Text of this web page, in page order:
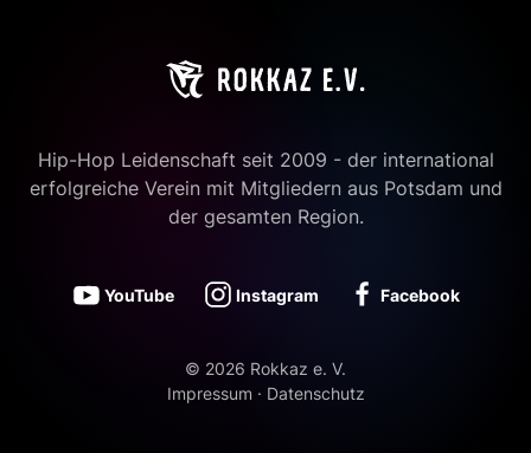
Hip-Hop Leidenschaft seit 2009 - der international
erfolgreiche Verein mit Mitgliedern aus Potsdam und
der gesamten Region.
YouTube Instagram Facebook
© 2026 Rokkaz e. V.
Impressum · Datenschutz